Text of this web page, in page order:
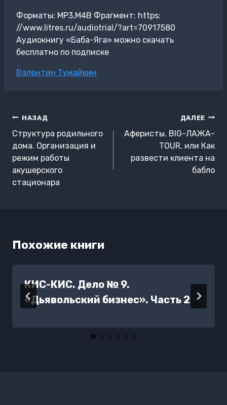
Форматы: MP3,M4B Фрагмент: https:
//www.litres.ru/audiotrial/?art=70917580
Аудиокнигу «Баба-Яга» можно скачать
бесплатно по подписке
Метки
Валентин Тумайкин
Навигация
по
записям
НАЗАД
Структура родильного
дома. Организация и
режим работы
акушерского
стационара
ДАЛЕЕ
Аферисты. BIG-ЛАЖА-
TOUR, или Как
развести клиента на
бабло
Похожие книги
КИС-КИС. Дело № 9.
«Дьявольский бизнес». Часть 2